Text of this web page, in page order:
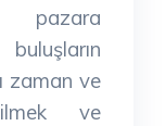
zaman ve
ve